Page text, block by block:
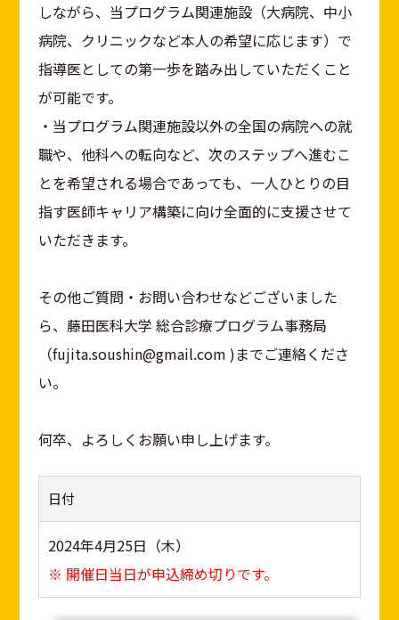
しながら、当プログラム関連施設（大病院、中小
病院、クリニックなど本人の希望に応じます）で
指導医としての第一歩を踏み出していただくこと
が可能です。
・当プログラム関連施設以外の全国の病院への就
職や、他科への転向など、次のステップへ進むこ
とを希望される場合であっても、一人ひとりの目
指す医師キャリア構築に向け全面的に支援させて
いただきます。
その他ご質問・お問い合わせなどございました
ら、藤田医科大学 総合診療プログラム事務局
（fujita.soushin@gmail.com )までご連絡くださ
い。
何卒、よろしくお願い申し上げます。
日付
2024年4月25日（木）
※ 開催日当日が申込締め切りです。